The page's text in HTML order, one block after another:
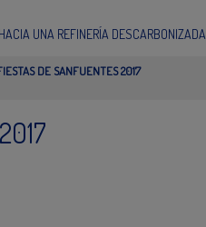
HACIA UNA REFINERÍA DESCARBONIZADA
DE SANFUENTES 2017